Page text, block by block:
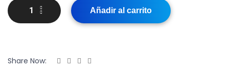
Añadir al carrito
Share Now: